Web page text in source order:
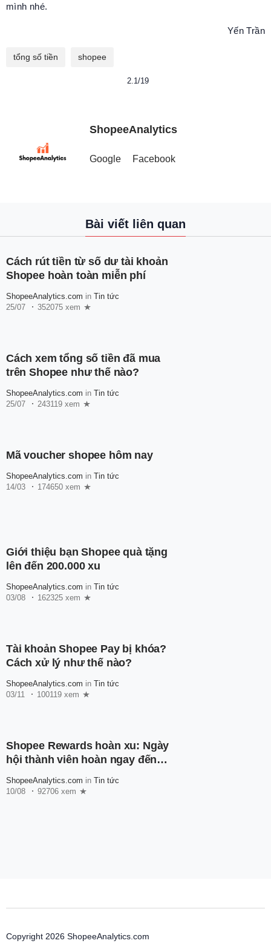
mình nhé.
Yến Trần
tổng số tiền shopee
2.1/19
ShopeeAnalytics
Google Facebook
Bài viết liên quan
Cách rút tiền từ số dư tài khoản
Shopee hoàn toàn miễn phí
ShopeeAnalytics.com in Tin tức
25/07
352075 xem
Cách xem tổng số tiền đã mua
trên Shopee như thế nào?
ShopeeAnalytics.com in Tin tức
25/07
243119 xem
Mã voucher shopee hôm nay
ShopeeAnalytics.com in Tin tức
14/03
174650 xem
Giới thiệu bạn Shopee quà tặng
lên đến 200.000 xu
ShopeeAnalytics.com in Tin tức
03/08
162325 xem
Tài khoản Shopee Pay bị khóa?
Cách xử lý như thế nào?
ShopeeAnalytics.com in Tin tức
03/11
100119 xem
Shopee Rewards hoàn xu: Ngày
hội thành viên hoàn ngay đến
ShopeeAnalytics.com in Tin tức
10/08
92706 xem
Copyright 2026 ShopeeAnalytics.com